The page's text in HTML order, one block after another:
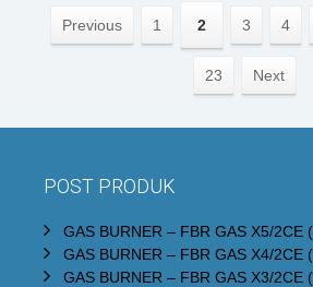
Previous 1 2 3 4
23 Next
POST PRODUK
GAS BURNER – FBR GAS X5/2CE
GAS BURNER – FBR GAS X4/2CE
GAS BURNER – FBR GAS X3/2CE